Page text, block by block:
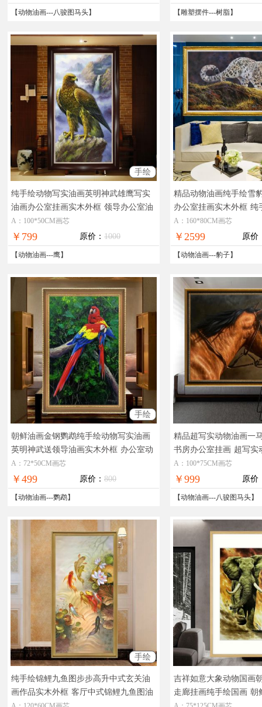
【动物油画---八骏图马头】 【雕塑摆件---树脂】
手绘
纯手绘动物写实油画英明神武雄鹰写实
油画办公室挂画实木外框 领导办公室油
画动物油画雄鹰图
A：100*50CM画芯
￥799 原价： 1000
【动物油画---鹰】
精品动物油画纯手绘雪
办公室挂画实木外框 纯
实油画作品收藏动物油
A：160*80CM画芯
￥2599 原价
【动物油画---豹子】
手绘
朝鲜油画金钢鹦鹉纯手绘动物写实油画
英明神武送领导油画实木外框 办公室动
物油画金钢鹦鹉手绘油画
A：72*50CM画芯
￥499 原价： 800
【动物油画---鹦鹉】
精品超写实动物油画一
书房办公室挂画 超写实
画
A：100*75CM画芯
￥999 原价
【动物油画---八骏图马头】
手绘
纯手绘锦鲤九鱼图步步高升中式玄关油
画作品实木外框 客厅中式锦鲤九鱼图油
吉祥如意大象动物国画
走廊挂画纯手绘国画 朝